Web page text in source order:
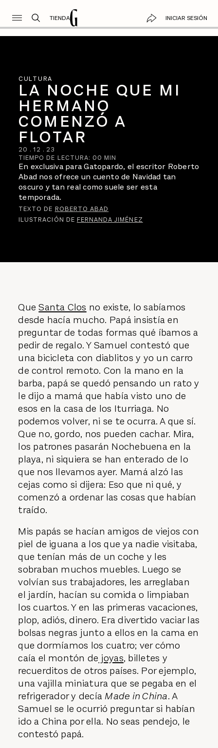
TIENDA INICIAR SESIÓN
CULTURA
LA NOCHE QUE MI
HERMANO
COMENZÓ A
FLOTAR
20 . 12 . 23
TIEMPO DE LECTURA: 00 MIN
En exclusiva para Gatopardo, el escritor Roberto
Abad nos ofrece un cuento de Navidad tan
oscuro y tan real como suele ser esta
temporada.
TEXTO DE ROBERTO ABAD
ILUSTRACIÓN DE FERNANDA JIMÉNEZ
QueSanta Clos no existe, lo sabíamos
desde hacía mucho. Papá insistía en
preguntar de todas formas qué íbamos a
pedir de regalo. Y Samuel contestó que
una bicicleta con diablitos y yo un carro
de control remoto. Con la mano en la
barba, papá se quedó pensando un rato y
le dijo a mamá que había visto uno de
esos en la casa de los Iturriaga. No
podemos volver, ni se te ocurra. A que sí.
Que no, gordo, nos pueden cachar. Mira,
los patrones pasarán Nochebuena en la
playa, ni siquiera se han enterado de lo
que nos llevamos ayer. Mamá alzó las
cejas como si dijera: Eso que ni qué, y
comenzó a ordenar las cosas que habían
traído.
Mis papás se hacían amigos de viejos con
piel de iguana a los que ya nadie visitaba,
que tenían más de un coche y les
sobraban muchos muebles. Luego se
volvían sus trabajadores, les arreglaban
el jardín, hacían su comida o limpiaban
los cuartos. Y en las primeras vacaciones,
plop, adiós, dinero. Era divertido vaciar las
bolsas negras junto a ellos en la cama en
que dormíamos los cuatro; ver cómo
caía el montón de joyas, billetes y
recuerditos de otros países. Por ejemplo,
una vajilla miniatura que se pegaba en el
refrigerador y decía Made in China. A
Samuel se le ocurrió preguntar si habían
ido a China por ella. No seas pendejo, le
contestó papá.